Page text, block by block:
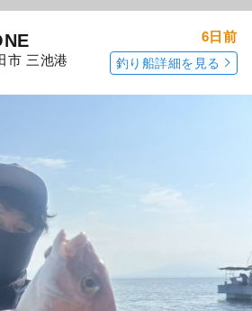
市 三池港
6日前
釣り船詳細を見る